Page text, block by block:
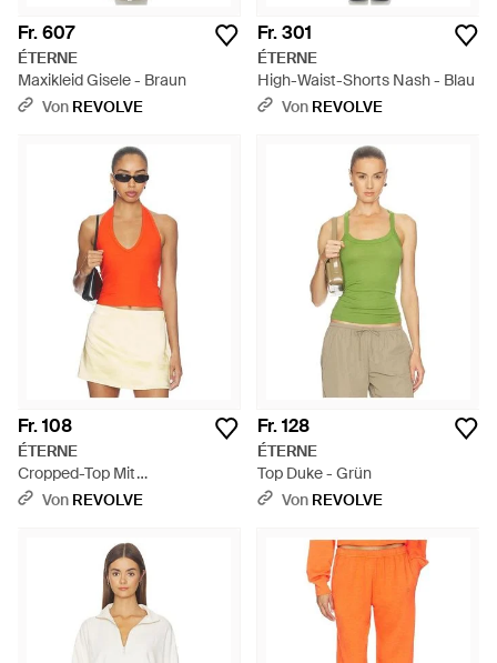
Fr. 607
ÉTERNE
Maxikleid Gisele - Braun
Von REVOLVE
Fr. 301
ÉTERNE
High-Waist-Shorts Nash - Blau
Von REVOLVE
Fr. 108
ÉTERNE
Cropped-Top Mit
Nackenträgern Faye - Orange
Von REVOLVE
Fr. 128
ÉTERNE
Top Duke - Grün
Von REVOLVE